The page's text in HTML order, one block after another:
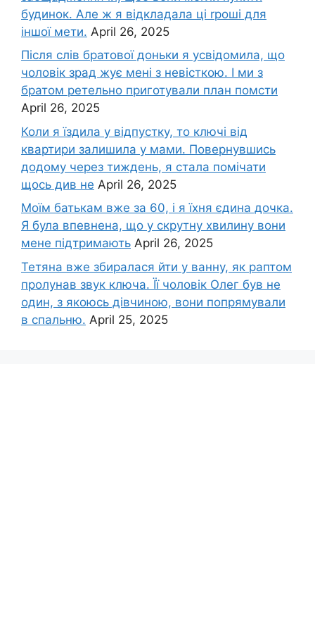
будинок. Але ж я відкладала ці rроші для
іншої мети. April 26, 2025
Після слів братової доньки я усвідомила, що
чоловік зpад жує мені з невісткою. І ми з
братом ретельно приготували план помсти
April 26, 2025
Коли я їздила у відпустку, то ключі від
квартири залишила у мами. Повернувшись
додому через тиждень, я стала помічати
щось див не April 26, 2025
Моїм батькам вже за 60, і я їхня єдина дочка.
Я була впевнена, що у скрутну хвилину вони
мене підтримають April 26, 2025
Тетяна вже збиралася йти у ванну, як раптом
пролунав звук ключа. Її чоловік Олег був не
один, з якоюсь дівчиною, вони попрямували
в спальню. April 25, 2025